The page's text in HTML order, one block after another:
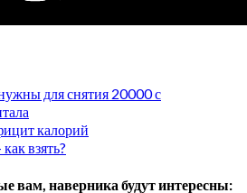
для снятия 20000 с
калорий
взять?
вам, наверника будут интересны: